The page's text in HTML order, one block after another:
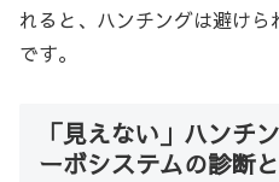
れると、ハンチングは避け
です。
「見えない」ハンチ
ーボシステムの診断